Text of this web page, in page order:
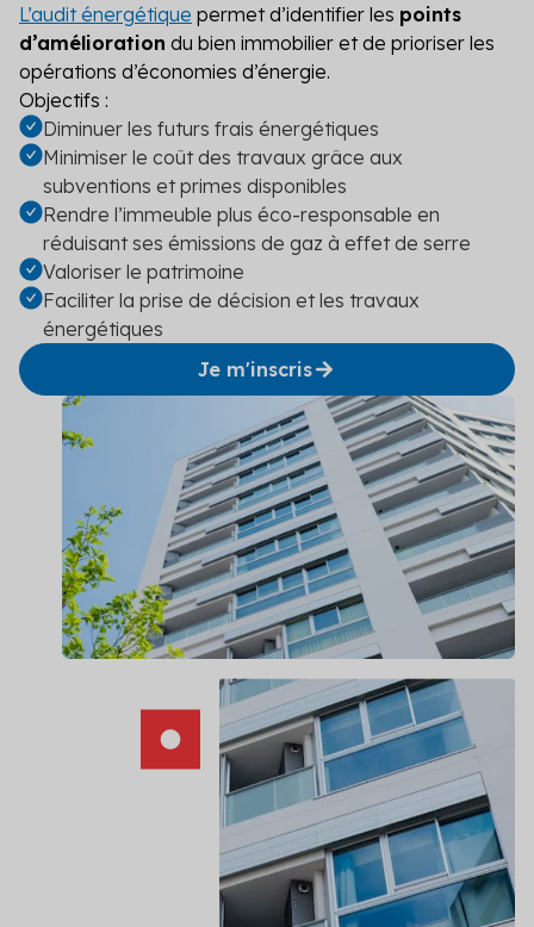
L’audit énergétique permet d’identifier les points
d’amélioration du bien immobilier et de prioriser les
opérations d’économies d’énergie.
Objectifs :
Diminuer les futurs frais énergétiques
Minimiser le coût des travaux grâce aux
subventions et primes disponibles
Rendre l’immeuble plus éco-responsable en
réduisant ses émissions de gaz à effet de serre
Valoriser le patrimoine
Faciliter la prise de décision et les travaux
énergétiques
Je m'inscris